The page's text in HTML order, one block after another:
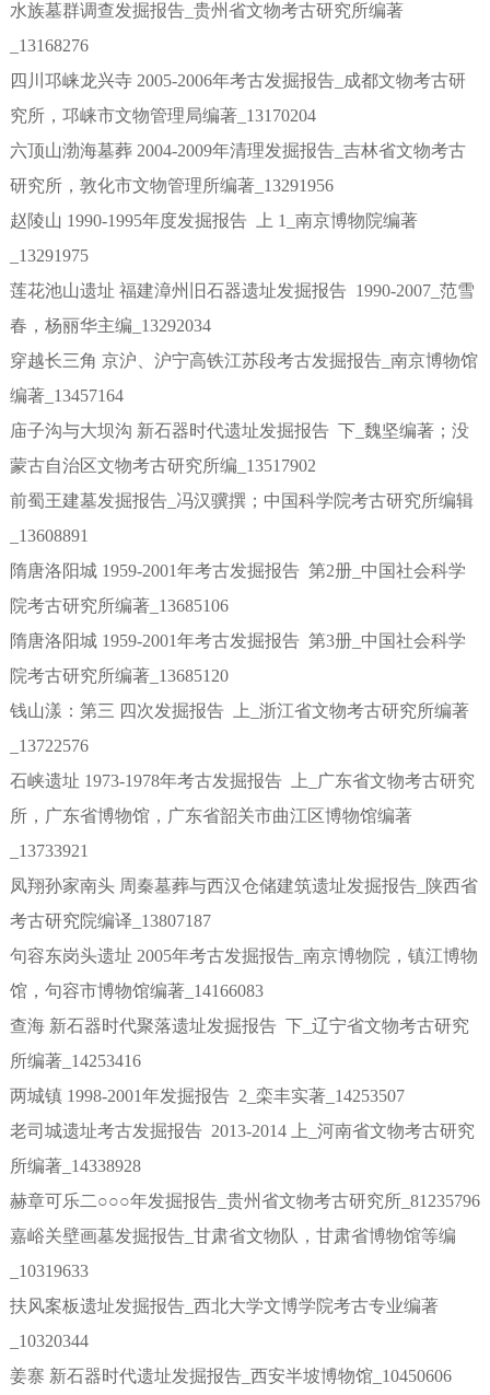
水族墓群调查发掘报告_贵州省文物考古研究所编著
_13168276
四川邛崃龙兴寺 2005-2006年考古发掘报告_成都文物考古研
究所，邛崃市文物管理局编著_13170204
六顶山渤海墓葬 2004-2009年清理发掘报告_吉林省文物考古
研究所，敦化市文物管理所编著_13291956
赵陵山 1990-1995年度发掘报告 上 1_南京博物院编著
_13291975
莲花池山遗址 福建漳州旧石器遗址发掘报告 1990-2007_范雪
春，杨丽华主编_13292034
穿越长三角 京沪、沪宁高铁江苏段考古发掘报告_南京博物馆
编著_13457164
庙子沟与大坝沟 新石器时代遗址发掘报告 下_魏坚编著；没
蒙古自治区文物考古研究所编_13517902
前蜀王建墓发掘报告_冯汉骥撰；中国科学院考古研究所编辑
_13608891
隋唐洛阳城 1959-2001年考古发掘报告 第2册_中国社会科学
院考古研究所编著_13685106
隋唐洛阳城 1959-2001年考古发掘报告 第3册_中国社会科学
院考古研究所编著_13685120
钱山漾：第三 四次发掘报告 上_浙江省文物考古研究所编著
_13722576
石峡遗址 1973-1978年考古发掘报告 上_广东省文物考古研究
所，广东省博物馆，广东省韶关市曲江区博物馆编著
_13733921
凤翔孙家南头 周秦墓葬与西汉仓储建筑遗址发掘报告_陕西省
考古研究院编译_13807187
句容东岗头遗址 2005年考古发掘报告_南京博物院，镇江博物
馆，句容市博物馆编著_14166083
查海 新石器时代聚落遗址发掘报告 下_辽宁省文物考古研究
所编著_14253416
两城镇 1998-2001年发掘报告 2_栾丰实著_14253507
老司城遗址考古发掘报告 2013-2014 上_河南省文物考古研究
所编著_14338928
赫章可乐二○○○年发掘报告_贵州省文物考古研究所_81235796
嘉峪关壁画墓发掘报告_甘肃省文物队，甘肃省博物馆等编
_10319633
扶风案板遗址发掘报告_西北大学文博学院考古专业编著
_10320344
姜寨 新石器时代遗址发掘报告_西安半坡博物馆_10450606